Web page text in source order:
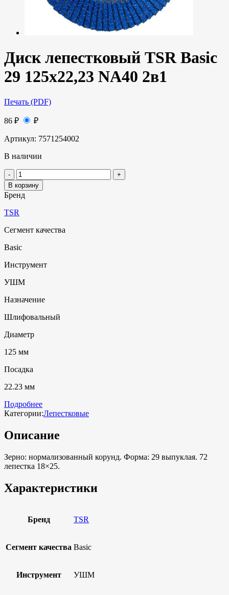
Диск лепестковый TSR Basic
29 125х22,23 NA40 2в1
Печать (PDF)
86 ₽ ₽
Артикул: 7571254002
В наличии
В корзину
Бренд
TSR
Сегмент качества
Basic
Инструмент
УШМ
Назначение
Шлифовальный
Диаметр
125 мм
Посадка
22.23 мм
Подробнее
Категории:Лепестковые
Описание
Зерно: нормализованный корунд. Форма: 29 выпуклая. 72
лепестка 18×25.
Характеристики
Бренд TSR
Сегмент качества Basic
Инструмент УШМ